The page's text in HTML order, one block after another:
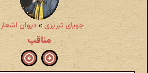
جویای تبریزی» دیوان اشعار
مناقب